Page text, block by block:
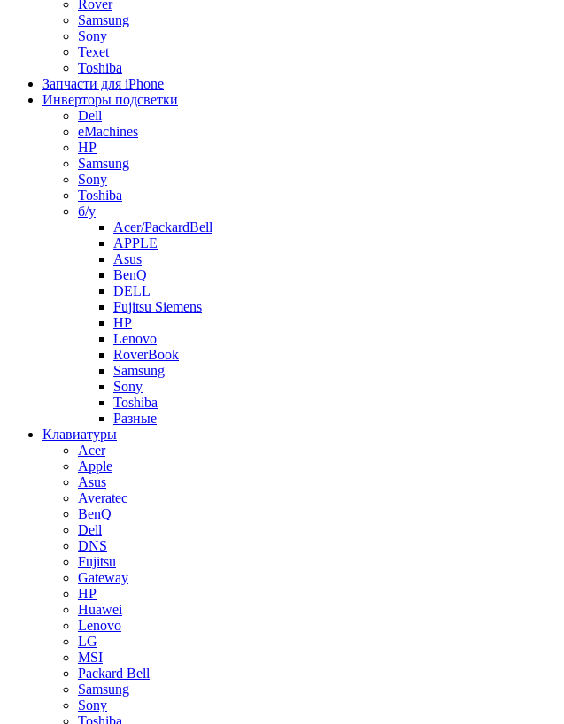
Rover
Samsung
Sony
Texet
Toshiba
Запчасти для iPhone
Инверторы подсветки
Dell
eMachines
HP
Samsung
Sony
Toshiba
б/у
Acer/PackardBell
APPLE
Asus
BenQ
DELL
Fujitsu Siemens
HP
Lenovo
RoverBook
Samsung
Sony
Toshiba
Разные
Клавиатуры
Acer
Apple
Asus
Averatec
BenQ
Dell
DNS
Fujitsu
Gateway
HP
Huawei
Lenovo
LG
MSI
Packard Bell
Samsung
Sony
Toshiba